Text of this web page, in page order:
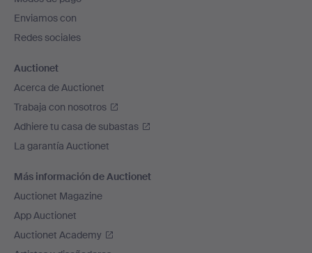
de
página
Enviamos con
Redes sociales
Auctionet
Acerca de Auctionet
Trabaja con nosotros
Adhiere tu casa de subastas
La garantía Auctionet
Más información de Auctionet
Auctionet Magazine
App Auctionet
Auctionet Academy